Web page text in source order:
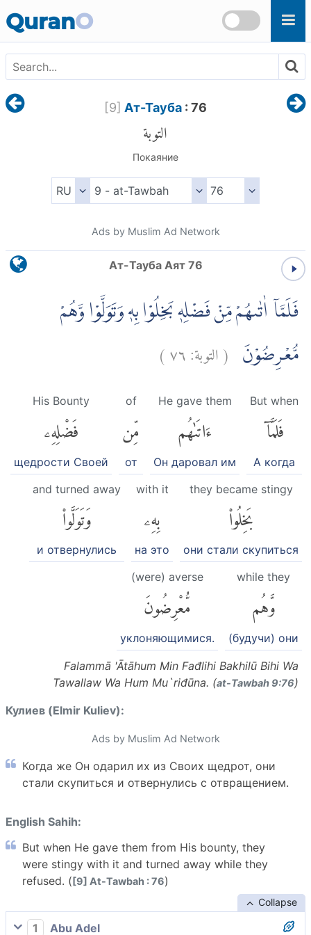
QuranO
[9] Ат-Тауба: 76
التوبة
Покаяние
Ads by Muslim Ad Network
Ат-Тауба Аят 76
فَلَمَّآ اٰتٰىهُمْ مِّنْ فَضْلِهٖ بَخِلُوْا بِهٖ وَتَوَلَّوْا وَّهُمْ
مُّعْرِضُوْنَ (التوبة:٧٦)
But when
فَلَمَّآ
А когда
He gave them
ءَاتَىٰهُم
Он даровал им
of
مِّن
от
His Bounty
فَضْلِهِۦ
щедрости Своей
they became stingy
بَخِلُوا۟
они стали скупиться
with it
بِهِۦ
на это
and turned away
وَتَوَلَّوا۟
и отвернулись
while they
وَّهُم
(будучи) они
(were) averse
مُّعْرِضُونَ
уклоняющимися.
Falammā 'Ātāhum Min Fađlihi Bakhilū Bihi Wa
Tawallaw Wa Hum Mu`riđūna. (at-Tawbah 9:76)
Кулиев (Elmir Kuliev):
Ads by Muslim Ad Network
Когда же Он одарил их из Своих щедрот, они
стали скупиться и отвернулись с отвращением.
English Sahih:
But when He gave them from His bounty, they
were stingy with it and turned away while they
refused. ([9] At-Tawbah : 76)
Collapse
1
Abu Adel